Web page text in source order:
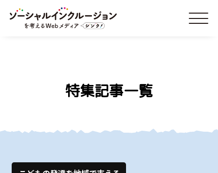
特集記事一覧